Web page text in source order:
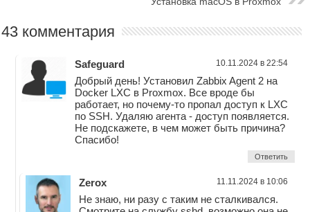
43 комментария
Safeguard 10.11.2024 в 22:54
Добрый день! Установил Zabbix Agent 2 на
Docker LXC в Proxmox. Все вроде бы
работает, но почему-то пропал доступ к LXC
по SSH. Удаляю агента - доступ появляется.
Не подскажете, в чем может быть причина?
Спасибо!
Ответить
Zerox 11.11.2024 в 10:06
Не знаю, ни разу с таким не сталкивался.